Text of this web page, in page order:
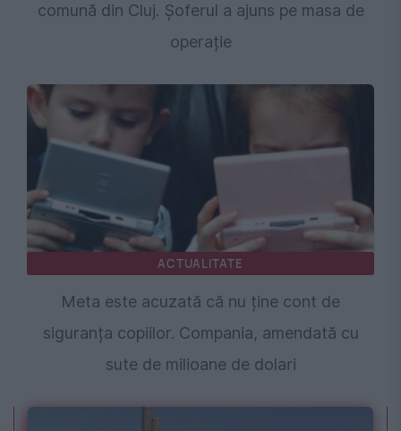
comună din Cluj. Șoferul a ajuns pe masa de
operație
ACTUALITATE
Meta este acuzată că nu ține cont de
siguranța copiilor. Compania, amendată cu
sute de milioane de dolari